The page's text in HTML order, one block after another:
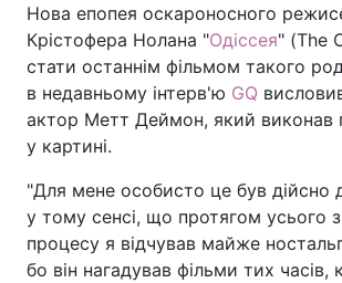
Нова епопея оскароносного
Крістофера Нолана "Одіссея" (The
стати останнім фільмом такого
в недавньому інтерв'ю GQ
актор Метт Деймон, який виконав
у картині.
"Для мене особисто це був дійсно
у тому сенсі, що протягом усього
процесу я відчував майже
бо він нагадував фільми тих часів,